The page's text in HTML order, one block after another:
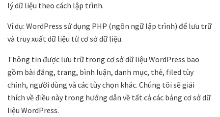
lý dữ liệu theo cách lập trình.
Ví dụ: WordPress sử dụng PHP (ngôn ngữ lập trình) để lưu trữ
và truy xuất dữ liệu từ cơ sở dữ liệu.
Thông tin được lưu trữ trong cơ sở dữ liệu WordPress bao
gồm bài đăng, trang, bình luận, danh mục, thẻ, filed tùy
chỉnh, người dùng và các tùy chọn khác. Chúng tôi sẽ giải
thích về điều này trong hướng dẫn về tất cả các bảng cơ sở dữ
liệu WordPress.